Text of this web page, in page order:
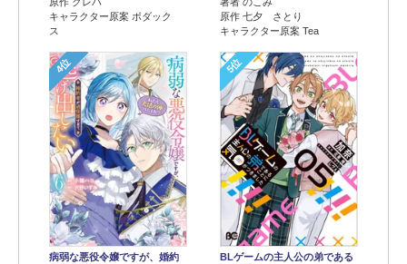
キャラクター原案 ボダック
ス
原作 七夕 さとり
キャラクター原案 Tea
4位
病弱な悪役令嬢ですが、婚約
5位
BLゲームの主人公の弟である